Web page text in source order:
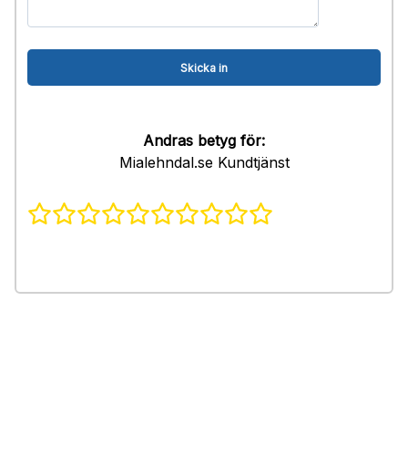
Andras betyg för:
Mialehndal.se Kundtjänst